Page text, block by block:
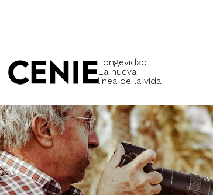
Longevidad.
La nueva
línea de la vida.